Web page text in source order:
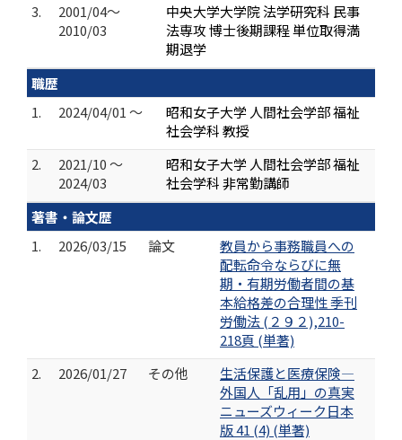
3.
2001/04～
2010/03
中央大学大学院 法学研究科 民事
法専攻 博士後期課程 単位取得満
期退学
職歴
1.
2024/04/01 ～
昭和女子大学 人間社会学部 福祉
社会学科 教授
2.
2021/10 ～
2024/03
昭和女子大学 人間社会学部 福祉
社会学科 非常勤講師
著書・論文歴
1.
2026/03/15 論文
教員から事務職員への
配転命令ならびに無
期・有期労働者間の基
本給格差の合理性 季刊
労働法 (２９２),210-
218頁 (単著)
2.
2026/01/27 その他
生活保護と医療保険―
外国人「乱用」の真実
ニューズウィーク日本
版 41 (4) (単著)